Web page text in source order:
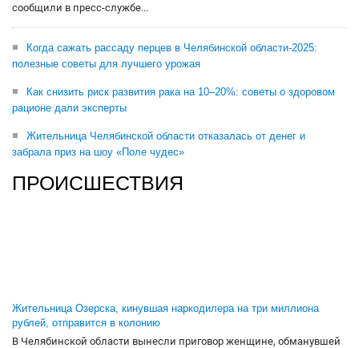
сообщили в пресс-службе...
Когда сажать рассаду перцев в Челябинской области-2025:
полезные советы для лучшего урожая
Как снизить риск развития рака на 10–20%: советы о здоровом
рационе дали эксперты
Жительница Челябинской области отказалась от денег и
забрала приз на шоу «Поле чудес»
ПРОИСШЕСТВИЯ
Жительница Озерска, кинувшая наркодилера на три миллиона
рублей, отправится в колонию
В Челябинской области вынесли приговор женщине, обманувшей